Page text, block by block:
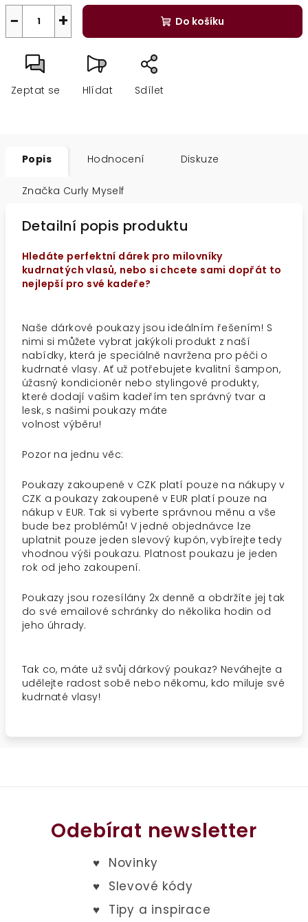
+
− Do košíku
Zeptat se Hlídat Sdílet
Popis Hodnocení Diskuze
Značka Curly Myself
Detailní popis produktu
Hledáte perfektní dárek pro milovníky
kudrnatých vlasů, nebo si chcete sami dopřát to
nejlepší pro své kadeře?
Naše dárkové poukazy jsou ideálním řešením! S
nimi si můžete vybrat jakýkoli produkt z naší
nabídky, která je speciálně navržena pro péči o
kudrnaté vlasy. Ať už potřebujete kvalitní šampon,
úžasný kondicionér nebo stylingové produkty,
které dodají vašim kadeřím ten správný tvar a
lesk, s našimi poukazy máte
volnost výběru!
Pozor na jednu věc:
Poukazy zakoupené v CZK platí pouze na nákupy v
CZK a poukazy zakoupené v EUR platí pouze na
nákup v EUR. Tak si vyberte správnou měnu a vše
bude bez problémů! V jedné objednávce lze
uplatnit pouze jeden slevový kupón, vybírejte tedy
vhodnou výši poukazu. Platnost poukazu je jeden
rok od jeho zakoupení.
Poukazy jsou rozesílány 2x denně a obdržíte jej tak
do své emailové schránky do několika hodin od
jeho úhrady.
Tak co, máte už svůj dárkový poukaz? Neváhejte a
udělejte radost sobě nebo někomu, kdo miluje své
kudrnaté vlasy!
Odebírat newsletter